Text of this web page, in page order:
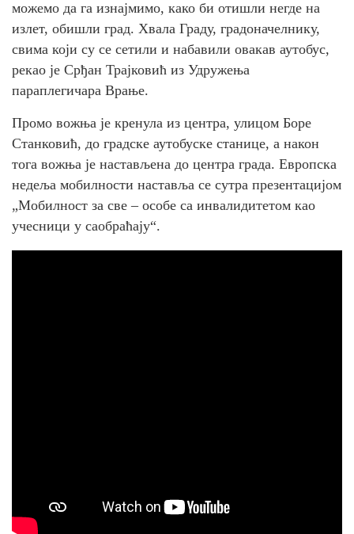
можемо да га изнајмимо, како би отишли негде на
излет, обишли град. Хвала Граду, градоначелнику,
свима који су се сетили и набавили овакав аутобус,
рекао је Срђан Трајковић из Удружења
параплегичара Врање.
Промо вожња је кренула из центра, улицом Боре
Станковић, до градске аутобуске станице, а након
тога вожња је настављена до центра града. Европска
недеља мобилности наставља се сутра презентацијом
„Мобилност за све – особе са инвалидитетом као
учесници у саобраћају“.